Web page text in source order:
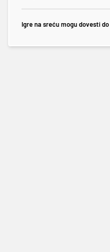
Igre na sreću mogu dovesti